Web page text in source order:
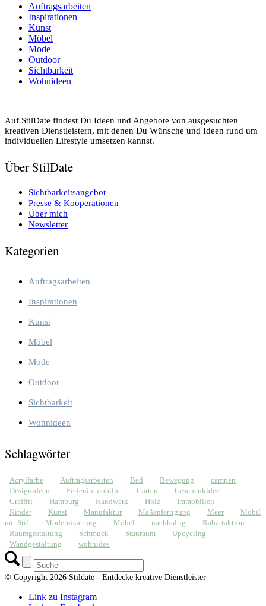
Auftragsarbeiten
Inspirationen
Kunst
Möbel
Mode
Outdoor
Sichtbarkeit
Wohnideen
Auf StilDate findest Du Ideen und Angebote von ausgesuchten
kreativen Dienstleistern, mit denen Du Wünsche und Ideen rund um
individuellen Lifestyle umsetzen kannst.
Über StilDate
Sichtbarkeitsangebot
Presse & Kooperationen
Über mich
Newsletter
Kategorien
Auftragsarbeiten
Inspirationen
Kunst
Möbel
Mode
Outdoor
Sichtbarkeit
Wohnideen
Schlagwörter
Acrylfarbe Auftragsarbeiten Bad Bewegung
campen
Designideen
Ferienimmobilie Garten
Geschenkidee
Graffiti
Hamburg Handwerk Holz
Immobilien
Kinder
Kunst Manufaktur Maßanfertigung Meer
Mobil
mit Stil
Modernisierung Möbel nachhaltig
Rabattaktion
Raumgestaltung
Schmuck Stauraum
Upcycling
Wandgestaltung
wohnidee
© Copyright 2026 Stildate - Entdecke kreative Dienstleister
Link zu Instagram